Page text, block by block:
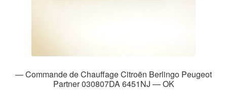
— Commande de Chauffage Citroën Berlingo Peugeot
Partner 030807DA 6451NJ — OK